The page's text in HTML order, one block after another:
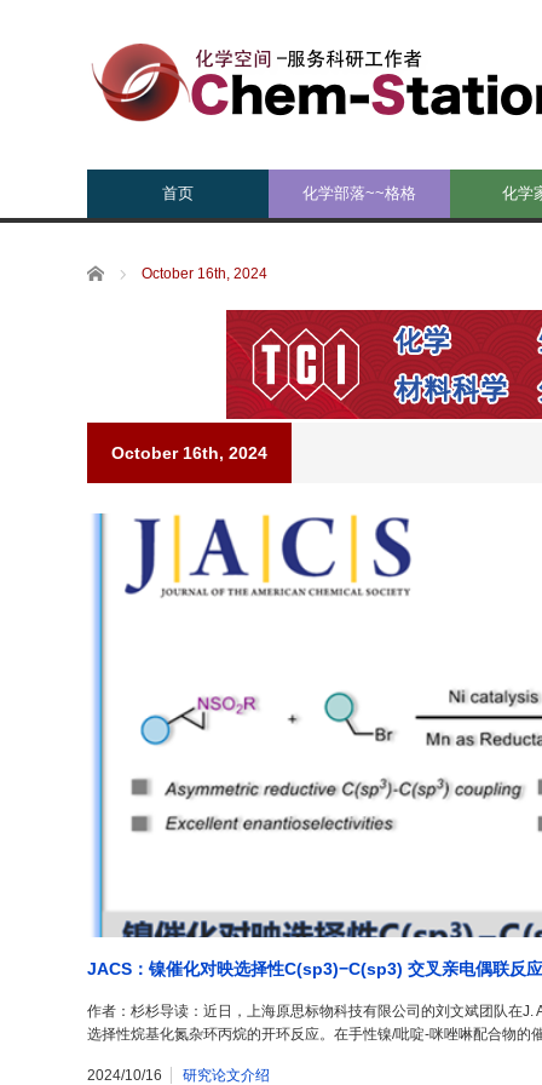
首页 化学部落~~格格 化学
Home October 16th, 2024
October 16th, 2024
JACS：镍催化对映选择性C(sp3)−C(sp3) 交叉亲电偶联反应
作者：杉杉导读：近日，上海原思标物科技有限公司的刘文斌团队在
选择性烷基化氮杂环丙烷的开环反应。在手性镍/吡啶-咪唑啉配合物
2024/10/16 研究论文介绍